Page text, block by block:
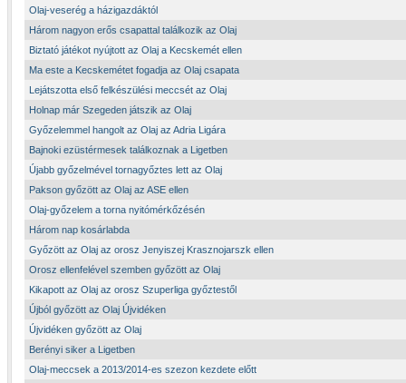
Olaj-veserég a házigazdáktól
Három nagyon erős csapattal találkozik az Olaj
Biztató játékot nyújtott az Olaj a Kecskemét ellen
Ma este a Kecskemétet fogadja az Olaj csapata
Lejátszotta első felkészülési meccsét az Olaj
Holnap már Szegeden játszik az Olaj
Győzelemmel hangolt az Olaj az Adria Ligára
Bajnoki ezüstérmesek találkoznak a Ligetben
Újabb győzelmével tornagyőztes lett az Olaj
Pakson győzött az Olaj az ASE ellen
Olaj-győzelem a torna nyitómérkőzésén
Három nap kosárlabda
Győzött az Olaj az orosz Jenyiszej Krasznojarszk ellen
Orosz ellenfelével szemben győzött az Olaj
Kikapott az Olaj az orosz Szuperliga győztestől
Újból győzött az Olaj Újvidéken
Újvidéken győzött az Olaj
Berényi siker a Ligetben
Olaj-meccsek a 2013/2014-es szezon kezdete előtt